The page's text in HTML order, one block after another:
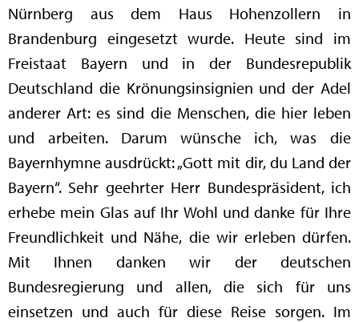
Nürnberg aus dem Haus Hohenzollern in
Brandenburg eingesetzt wurde. Heute sind im
Freistaat Bayern und in der Bundesrepublik
Deutschland die Krönungsinsignien und der Adel
anderer Art: es sind die Menschen, die hier leben
und arbeiten. Darum wünsche ich, was die
Bayernhymne ausdrückt: „Gott mit dir, du Land der
Bayern“. Sehr geehrter Herr Bundespräsident, ich
erhebe mein Glas auf Ihr Wohl und danke für Ihre
Freundlichkeit und Nähe, die wir erleben dürfen.
Mit Ihnen danken wir der deutschen
Bundesregierung und allen, die sich für uns
einsetzen und auch für diese Reise sorgen. Im